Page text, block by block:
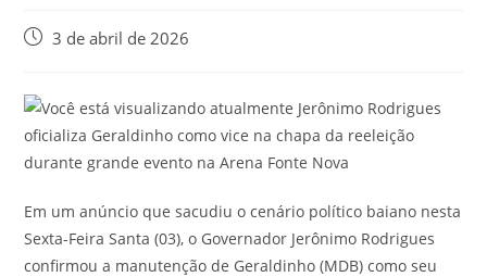
3 de abril de 2026
Em um anúncio que sacudiu o cenário político baiano nesta
Sexta-Feira Santa (03), o Governador Jerônimo Rodrigues
confirmou a manutenção de Geraldinho (MDB) como seu